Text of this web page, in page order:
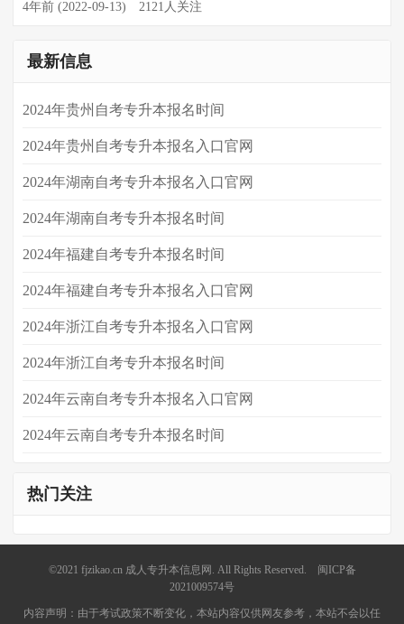
4年前 (2022-09-13) 2121人关注
最新信息
2024年贵州自考专升本报名时间
2024年贵州自考专升本报名入口官网
2024年湖南自考专升本报名入口官网
2024年​湖南自考专升本报名时间
​2024年福建自考专升本报名时间
2024年福建自考专升本报名入口官网
2024年浙江自考专升本报名入口官网
2024年浙江自考专升本报名时间
2024年云南自考专升本报名入口官网
2024年云南自考专升本报名时间
热门关注
©2021 fjzikao.cn成人专升本信息网. All Rights Reserved.
闽ICP备
2021009574号
内容声明：由于考试政策不断变化，本站内容仅供网友参考，本站不会以任